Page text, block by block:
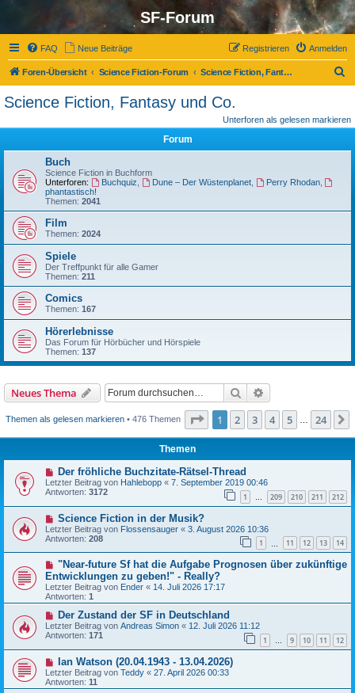
SF-Forum
FAQ Neue Beiträge Anmelden
Registrieren
Foren-Übersicht Science Fiction-Forum Science Fiction, Fantasy und Co.
h
Science Fiction, Fantasy und Co.
Unterforen als gelesen markieren
Forum
Buch
Science Fiction in Buchform
Unterforen:
Buchquiz Dune – Der Wüstenplanet, Perry Rhodan,
phantastisch!
Themen: 2041
Film
Themen: 2024
Spiele
Der Treffpunkt für alle Gamer
Themen: 211
Comics
Themen: 167
Hörerlebnisse
Das Forum für Hörbücher und Hörspiele
Themen: 137
Neues Thema Suche
Themen als gelesen markieren • 476 Themen Seite 1von 24
1 2 3 4 5 24
Themen
Der fröhliche Buchzitate-Rätsel-Thread
Letzter Beitrag von Hahlebopp « 7. September 2019 00:46
Antworten: 3172 1 … 209 210 211 212
Science Fiction in der Musik?
Letzter Beitrag von Flossensauger « 3. August 2026 10:36
Antworten: 208 1 11 12 13 14
"Near-future Sf hat die Aufgabe Prognosen über zukünftige
Entwicklungen zu geben!" - Really?
Letzter Beitrag von Ender « 14. Juli 2026 17:17
Antworten: 1
Der Zustand der SF in Deutschland
Letzter Beitrag von Andreas Simon « 12. Juli 2026 11:12
Antworten: 171 1 … 9 10 11 12
Ian Watson (20.04.1943 - 13.04.2026)
Letzter Beitrag von Teddy « 27. April 2026 00:33
Antworten: 11